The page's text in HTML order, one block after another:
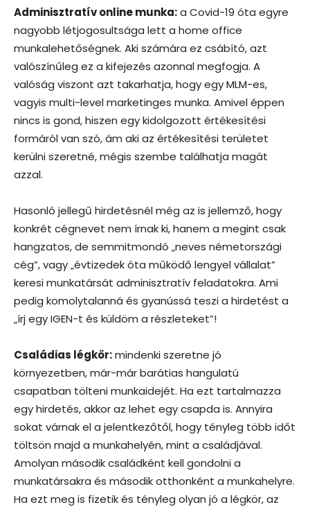
Adminisztratív online munka:a Covid-19 óta egyre
nagyobb létjogosultsága lett a home office
munkalehetőségnek. Aki számára ez csábító, azt
valószínűleg ez a kifejezés azonnal megfogja. A
valóság viszont azt takarhatja, hogy egy MLM-es,
vagyis multi-level marketinges munka. Amivel éppen
nincs is gond, hiszen egy kidolgozott értékesítési
formáról van szó, ám aki az értékesítési területet
kerülni szeretné, mégis szembe találhatja magát
azzal.
Hasonló jellegű hirdetésnél még az is jellemző, hogy
konkrét cégnevet nem írnak ki, hanem a megint csak
hangzatos, de semmitmondó „neves németországi
cég”, vagy „évtizedek óta működő lengyel vállalat”
keresi munkatársát adminisztratív feladatokra. Ami
pedig komolytalanná és gyanússá teszi a hirdetést a
„írj egy IGEN-t és küldöm a részleteket”!
Családias légkör:mindenki szeretne jó
környezetben, már-már barátias hangulatú
csapatban tölteni munkaidejét. Ha ezt tartalmazza
egy hirdetés, akkor az lehet egy csapda is. Annyira
sokat várnak el a jelentkezőtől, hogy tényleg több időt
töltsön majd a munkahelyén, mint a családjával.
Amolyan második családként kell gondolni a
munkatársakra és második otthonként a munkahelyre.
Ha ezt meg is fizetik és tényleg olyan jó a légkör, az